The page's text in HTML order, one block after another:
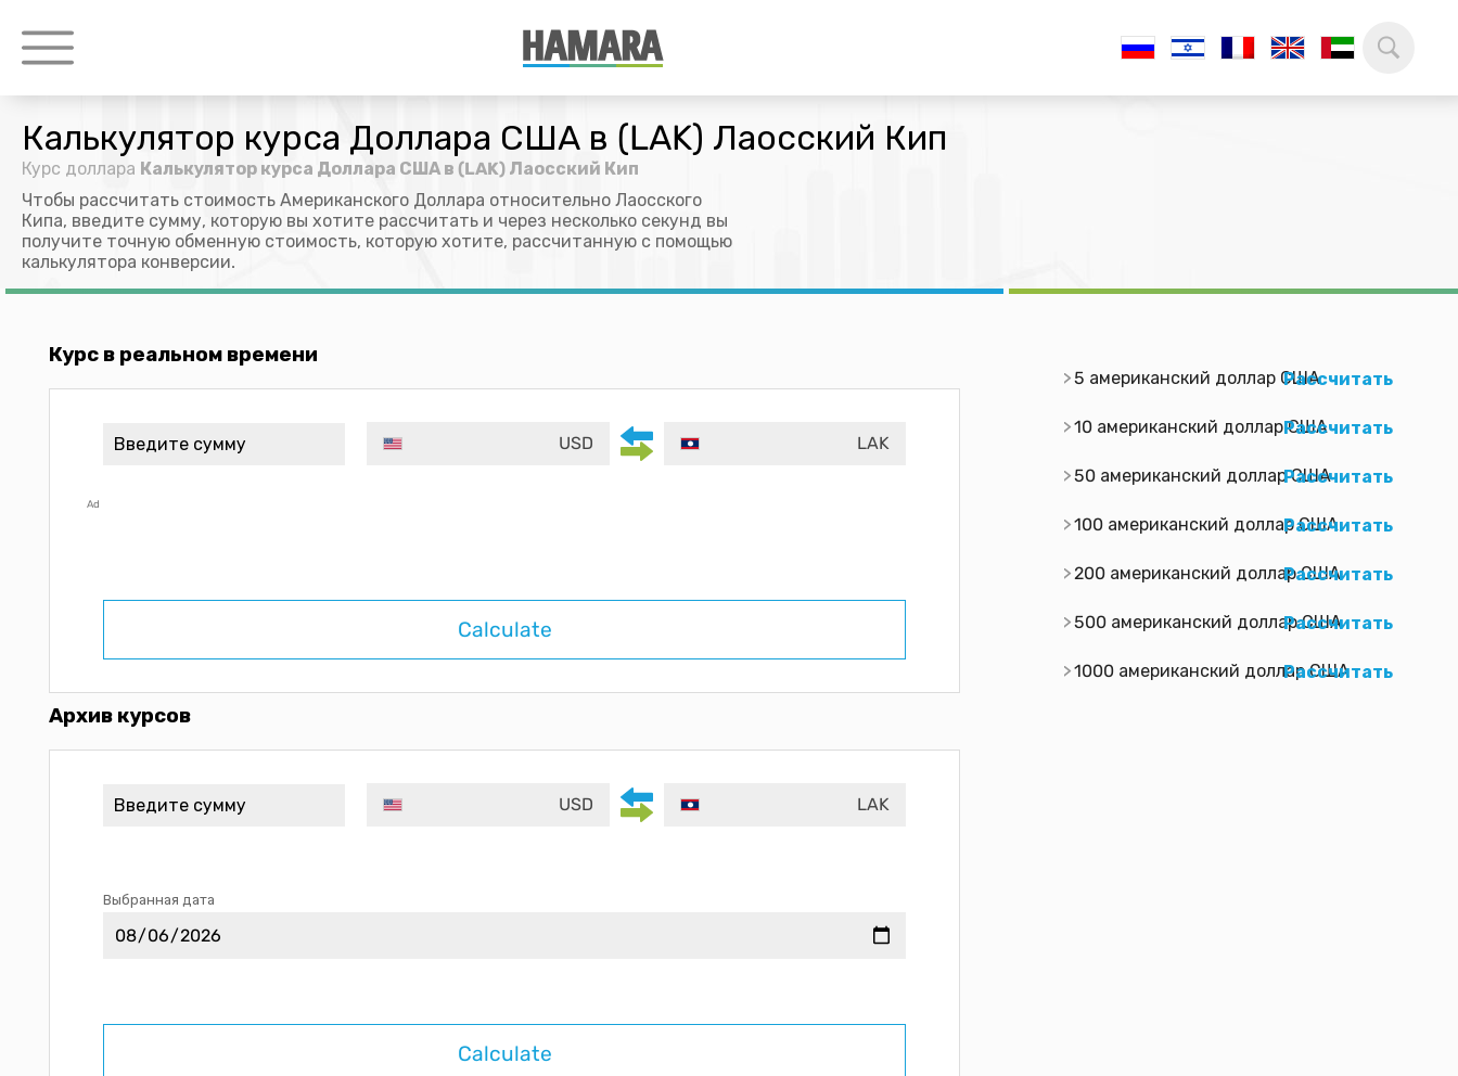
Калькулятор курса Доллара США в (LAK) Лаосский Кип
Курс доллара Калькулятор курса Доллара США в (LAK) Лаосский Кип
Чтобы рассчитать стоимость Американского Доллара относительно Лаосского
Кипа, введите сумму, которую вы хотите рассчитать и через несколько секунд вы
получите точную обменную стоимость, которую хотите, рассчитанную с помощью
калькулятора конверсии.
Курс в реальном времени
USD LAK
Ad
Calculate
Архив курсов
USD LAK
Выбранная дата
5 американский доллар СШАРассчитать
10 американский доллар СШАРассчитать
50 американский доллар СШАРассчитать
100 американский доллар СШАРассчитать
200 американский доллар США
Рассчитать
500 американский доллар США
Рассчитать
1000 американский доллар США
Рассчитать